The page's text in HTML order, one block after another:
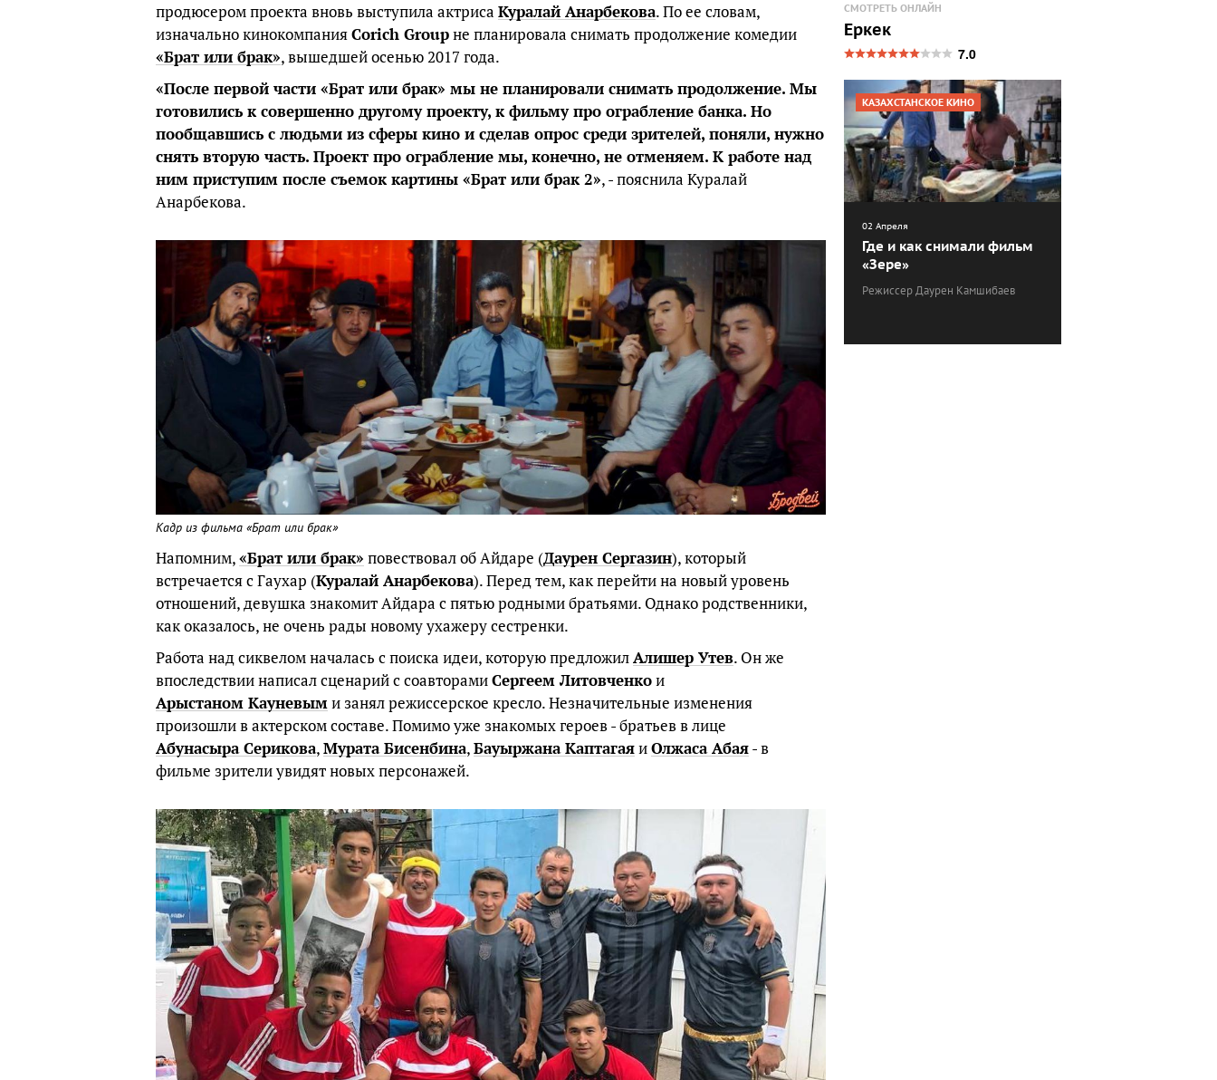
продюсером проекта вновь выступила актриса Куралай Анарбекова. По ее словам,
изначально кинокомпанияCorich Groupне планировала снимать продолжение комедии
«Брат или брак», вышедшей осенью 2017 года.
«После первой части «Брат или брак» мы не планировали снимать продолжение. Мы
готовились к совершенно другому проекту, к фильму про ограбление банка. Но
пообщавшись с людьми из сферы кино и сделав опрос среди зрителей, поняли, нужно
снять вторую часть. Проект про ограбление мы, конечно, не отменяем. К работе над
ним приступим после съемок картины «Брат или брак 2», - пояснила Куралай
Анарбекова.
Кадр из фильма «Брат или брак»
Напомним,«Брат или брак» повествовал об Айдаре (Даурен Сергазин), который
встречается с Гаухар (Куралай Анарбекова). Перед тем, как перейти на новый уровень
отношений, девушка знакомит Айдара с пятью родными братьями. Однако родственники,
как оказалось, не очень рады новому ухажеру сестренки.
Работа над сиквелом началась с поиска идеи, которую предложилАлишер Утев. Он же
впоследствии написал сценарий с соавторамиСергеем Литовченкои
Арыстаном Кауневыми занял режиссерское кресло. Незначительные изменения
произошли в актерском составе. Помимо уже знакомых героев - братьев в лице
Абунасыра Серикова,Мурата Бисенбина,Бауыржана КаптагаяиОлжаса Абая- в
фильме зрители увидят новых персонажей.
СМОТРЕТЬ ОНЛАЙН
Еркек
7.0
КАЗАХСТАНСКОЕ КИНО
02 Апреля
Где и как снимали фильм
«Зере»
Режиссер Даурен Камшибаев